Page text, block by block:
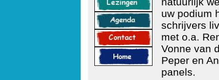
uw podium
schrijvers
met o.a.
Vonne van
Peper en
panels.